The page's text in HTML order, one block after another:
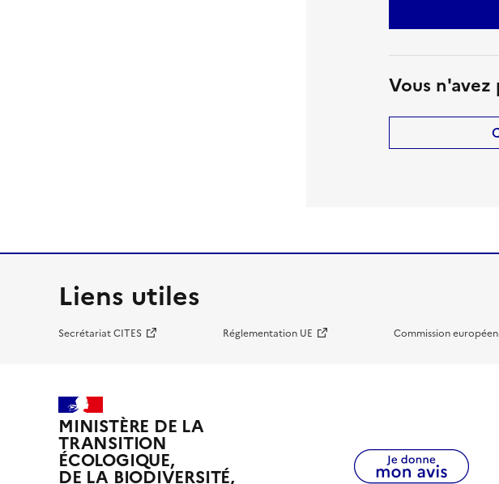
Vous n'avez
Liens utiles
Secrétariat CITES Réglementation UE Commission
MINISTÈRE DE LA
TRANSITION
ÉCOLOGIQUE,
DE LA BIODIVERSITÉ,